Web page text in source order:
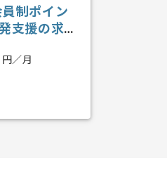
員制ポイン
支援の求
円／月